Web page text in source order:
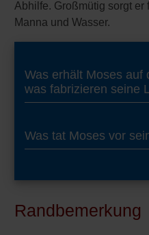
Abhilfe. Großmütig sorgt er
Manna und Wasser.
Was erhält Moses auf
was fabrizieren seine
Was tat Moses vor
Randbemerkung